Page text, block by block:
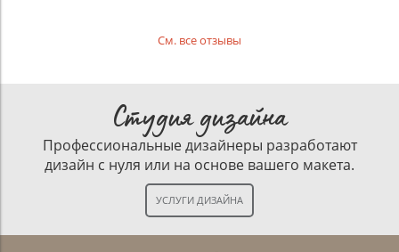
См. все отзывы
Студия дизайна
Профессиональные дизайнеры разработают
дизайн с нуля или на основе вашего макета.